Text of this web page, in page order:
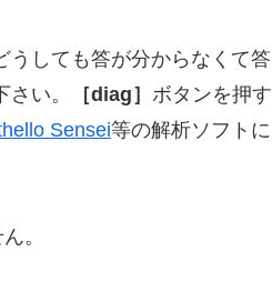
うしても答が分からなくて答
い。
［diag］ ボタンを押す
Sensei等の解析ソフトに
。